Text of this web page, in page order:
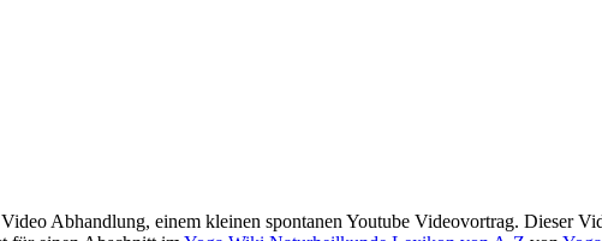
Abhandlung, einem kleinen spontanen Youtube Videovortrag. Dieser